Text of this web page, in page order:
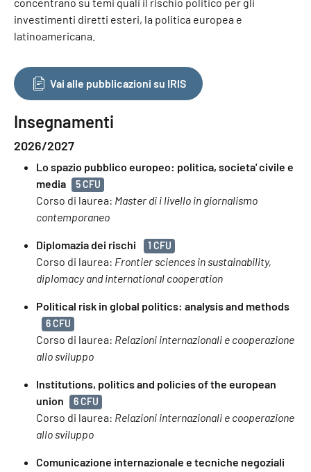
investimenti diretti esteri, la politica europea e
latinoamericana.
Vai alle pubblicazioni su IRIS
Insegnamenti
2026/2027
Lo spazio pubblico europeo: politica, societa' civile e
media
5 CFU
Corso di laurea: Master di i livello in giornalismo
contemporaneo
Diplomazia dei rischi 1 CFU
Corso di laurea: Frontier sciences in sustainability,
diplomacy and international cooperation
Political risk in global politics: analysis and methods
6 CFU
Corso di laurea: Relazioni internazionali e cooperazione
allo sviluppo
Institutions, politics and policies of the european
union
6 CFU
Corso di laurea: Relazioni internazionali e cooperazione
allo sviluppo
Comunicazione internazionale e tecniche negoziali